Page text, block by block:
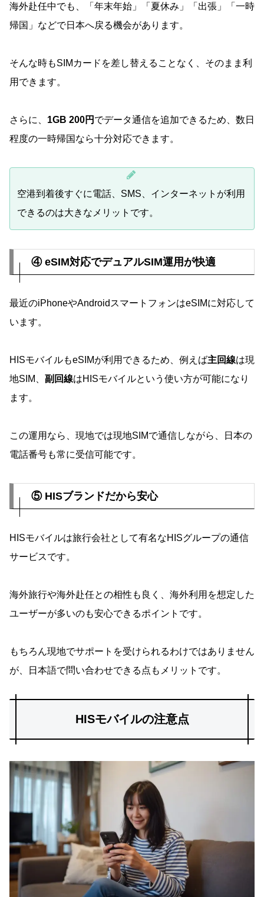
海外赴任中でも、「年末年始」「夏休み」「出張」「一時
帰国」などで日本へ戻る機会があります。
そんな時もSIMカードを差し替えることなく、そのまま利
用できます。
さらに、 1GB 200円 でデータ通信を追加できるため、数日
程度の一時帰国なら十分対応できます。
空港到着後すぐに電話、SMS、インターネットが利用
できるのは大きなメリットです。
④ eSIM対応でデュアルSIM運用が快適
最近のiPhoneやAndroidスマートフォンはeSIMに対応して
います。
HISモバイルもeSIMが利用できるため、例えば主回線は現
地SIM、 副回線はHISモバイルという使い方が可能になり
ます。
この運用なら、現地では現地SIMで通信しながら、日本の
電話番号も常に受信可能です。
⑤ HISブランドだから安心
HISモバイルは旅行会社として有名なHISグループの通信
サービスです。
海外旅行や海外赴任との相性も良く、海外利用を想定した
ユーザーが多いのも安心できるポイントです。
もちろん現地でサポートを受けられるわけではありません
が、日本語で問い合わせできる点もメリットです。
HISモバイルの注意点